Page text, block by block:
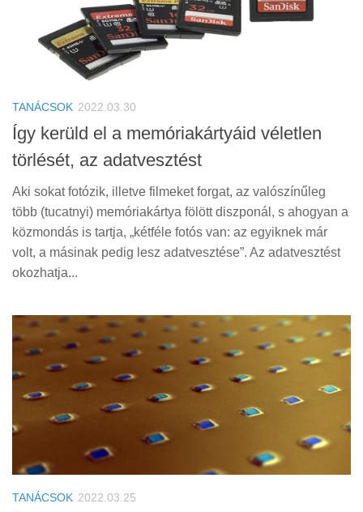
TANÁCSOK 2022.03.30
Így kerüld el a memóriakártyáid véletlen
törlését, az adatvesztést
Aki sokat fotózik, illetve filmeket forgat, az valószínűleg
több (tucatnyi) memóriakártya fölött diszponál, s ahogyan a
közmondás is tartja, „kétféle fotós van: az egyiknek már
volt, a másinak pedig lesz adatvesztése”. Az adatvesztést
okozhatja...
TANÁCSOK 2022.03.25